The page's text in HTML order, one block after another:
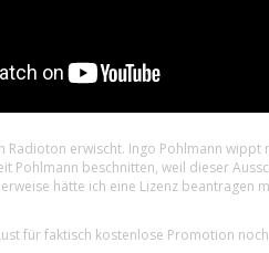
Radioton erwischt. Ingo Pohlmann
Pohlmann beschnitten, weil dieser
hätte ich eine Lizenz beantragen
für faktisch kostenlose Promotion